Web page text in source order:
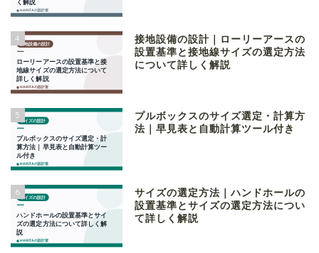
4
接地設備の設計｜ローリーアースの
設置基準と接地線サイズの選定方法
について詳しく解説
5
プルボックスのサイズ選定・計算方
法｜早見表と自動計算ツール付き
6
サイズの選定方法｜ハンドホールの
設置基準とサイズの選定方法につい
て詳しく解説